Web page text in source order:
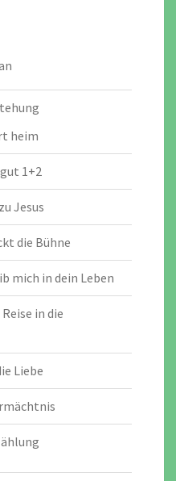
heim
1+2
Jesus
die Bühne
mich in dein Leben
in die
Liebe